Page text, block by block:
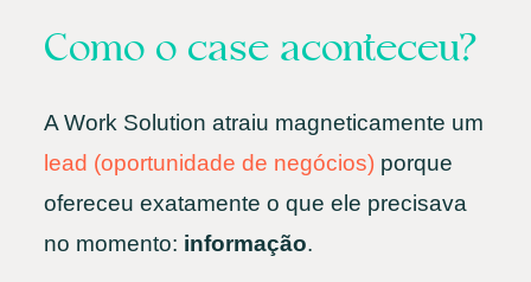
Como o case aconteceu?
A Work Solution atraiu magneticamente um
lead (oportunidade de negócios) porque
ofereceu exatamente o que ele precisava
no momento: informação.